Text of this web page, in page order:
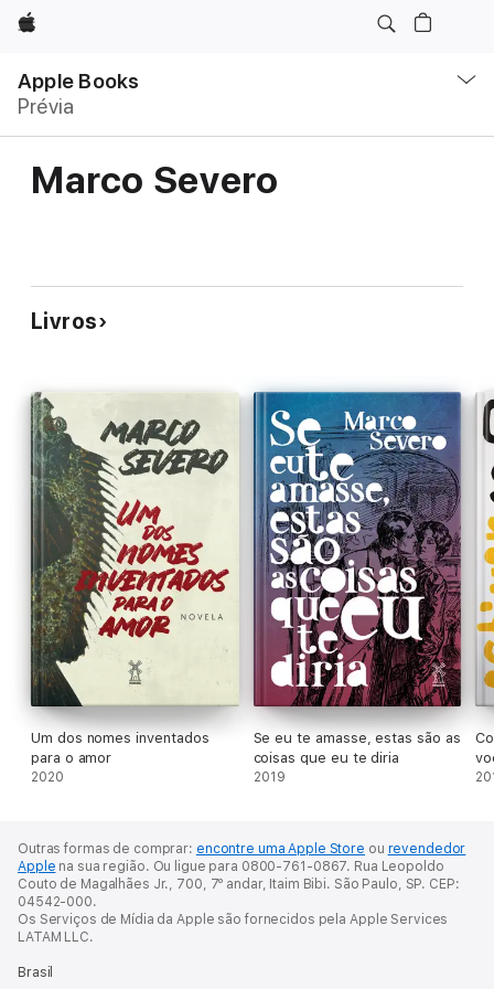
Apple
Apple Books
Prévia
Nav
Abrir
menu
Marco Severo
Livros
Um dos nomes inventados
para o amor
2020
Se eu te amasse, estas são as
coisas que eu te diria
2019
Outras formas de comprar: encontre uma Apple Store ou revendedor
Apple na sua região. Ou ligue para 0800-761-0867. Rua Leopoldo
Couto de Magalhães Jr., 700, 7º andar, Itaim Bibi. São Paulo, SP. CEP:
04542-000.
Os Serviços de Mídia da Apple são fornecidos pela Apple Services
LATAM LLC.
Brasil